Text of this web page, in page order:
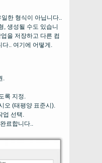
한 형식이 아닙니다..
, 생성될 수도 있습니
을 저장하고 다른 컴
다.. 여기에 어떻게.
.
록 지정.
오 (태평양 표준시).
업 선택.
료합니다..